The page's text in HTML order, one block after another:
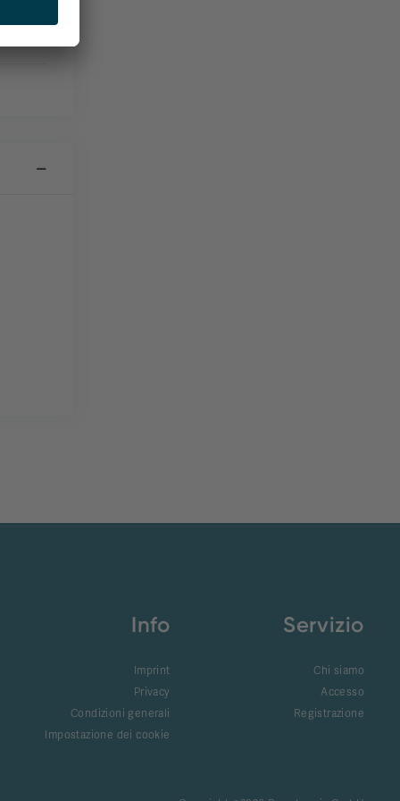
Info
Imprint
Privacy
Condizioni generali
Impostazione dei cookie
Servizio
Chi siamo
Accesso
Registrazione